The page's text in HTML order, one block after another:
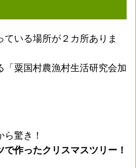
いる場所が２カ所ありま
粟国村農漁村生活研究会加
驚き！
で作ったクリスマスツリー！